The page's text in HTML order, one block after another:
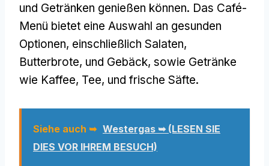
und Getränken genießen können. Das Café-
Menü bietet eine Auswahl an gesunden
Optionen, einschließlich Salaten,
Butterbrote, und Gebäck, sowie Getränke
wie Kaffee, Tee, und frische Säfte.
Siehe auch ➥ Westergas ➥ (LESEN SIE
DIES VOR IHREM BESUCH)